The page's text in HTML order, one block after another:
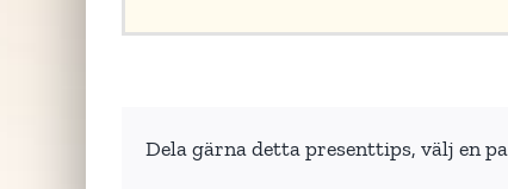
Dela gärna detta presenttips, välj en